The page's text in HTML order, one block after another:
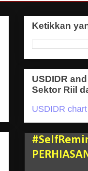
Ketikkan
USDIDR
Sektor Riil
USDIDR chart